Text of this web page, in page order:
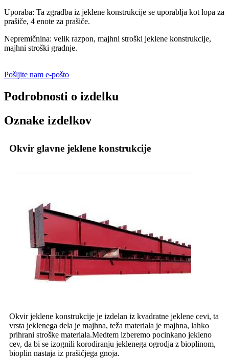
Uporaba: Ta zgradba iz jeklene konstrukcije se uporablja kot lopa za
prašiče, 4 enote za prašiče.
Nepremičnina: velik razpon, majhni stroški jeklene konstrukcije,
majhni stroški gradnje.
Pošljite nam e-pošto
Podrobnosti o izdelku
Oznake izdelkov
Okvir glavne jeklene konstrukcije
Okvir jeklene konstrukcije je izdelan iz kvadratne jeklene cevi, ta
vrsta jeklenega dela je majhna, teža materiala je majhna, lahko
prihrani stroške materiala.Medtem izberemo pocinkano jekleno
cev, da bi se izognili korodiranju jeklenega ogrodja z bioplinom,
bioplin nastaja iz prašičjega gnoja.